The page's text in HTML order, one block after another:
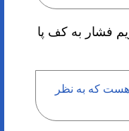
فشار به کف پا
که به نظر